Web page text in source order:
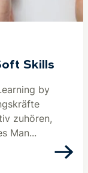
Skills
by
zuhören,
Man...